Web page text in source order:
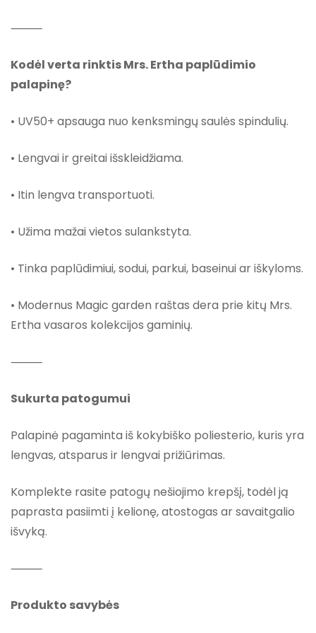
⸻
Kodėl verta rinktis Mrs. Ertha paplūdimio
palapinę?
• UV50+ apsauga nuo kenksmingų saulės spindulių.
• Lengvai ir greitai išskleidžiama.
• Itin lengva transportuoti.
• Užima mažai vietos sulankstyta.
• Tinka paplūdimiui, sodui, parkui, baseinui ar iškyloms.
• Modernus Magic garden raštas dera prie kitų Mrs.
Ertha vasaros kolekcijos gaminių.
⸻
Sukurta patogumui
Palapinė pagaminta iš kokybiško poliesterio, kuris yra
lengvas, atsparus ir lengvai prižiūrimas.
Komplekte rasite patogų nešiojimo krepšį, todėl ją
paprasta pasiimti į kelionę, atostogas ar savaitgalio
išvyką.
⸻
Produkto savybės